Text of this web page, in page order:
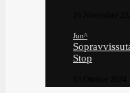
Jun^
Stop